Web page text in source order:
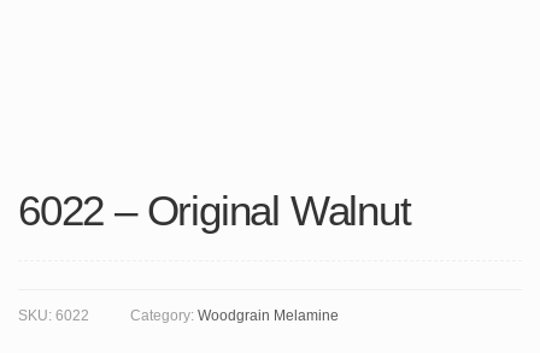
6022 – Original Walnut
SKU: 6022 Category: Woodgrain Melamine